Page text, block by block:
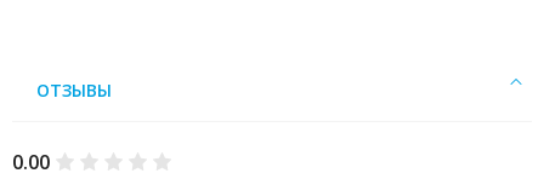
ОТЗЫВЫ
0.00